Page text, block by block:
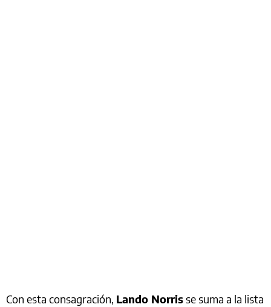
Con esta consagración, Lando Norrisse suma a la lista